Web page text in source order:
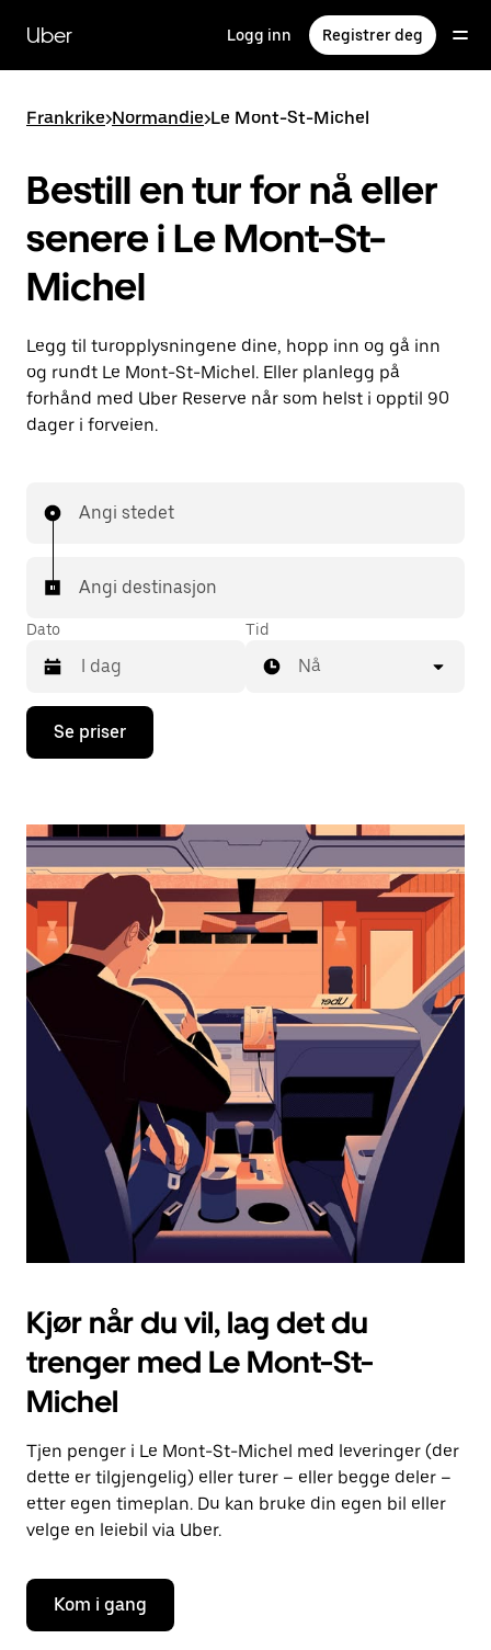
hovedinnholdet
Uber Logg inn Registrer deg
Frankrike>Normandie>Le Mont-St-Michel
Bestill en tur for nå eller
senere i Le Mont-St-
Michel
Legg til turopplysningene dine, hopp inn og gå inn
og rundt Le Mont-St-Michel. Eller planlegg på
forhånd med Uber Reserve når som helst i opptil 90
dager i forveien.
Angi stedet
Angi destinasjon
Dato
Trykk
piltast
åpne
og
velge
dato.
Trykk
på
Esc-
knappen
kalenderen.
Tid
Nå
Se priser
Kjør når du vil, lag det du
trenger med Le Mont-St-
Michel
Tjen penger i Le Mont-St-Michel med leveringer (der
dette er tilgjengelig) eller turer – eller begge deler –
etter egen timeplan. Du kan bruke din egen bil eller
velge en leiebil via Uber.
Kom i gang